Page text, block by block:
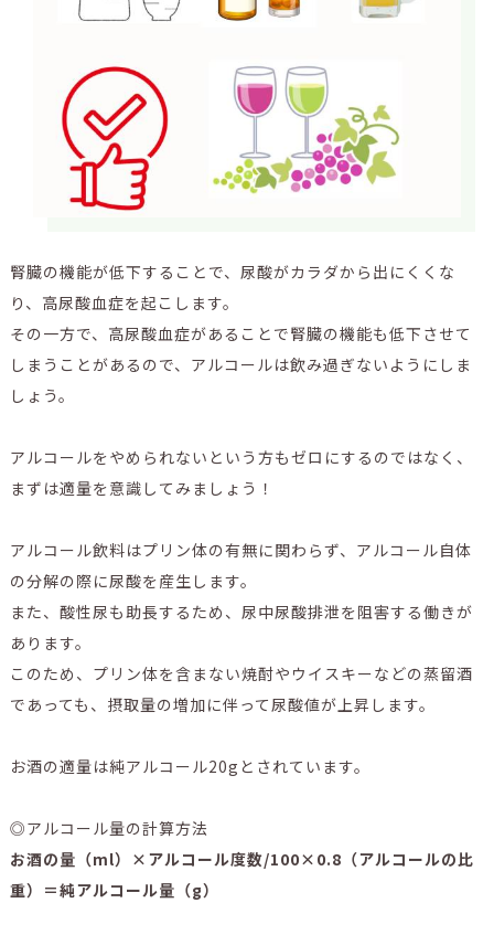
腎臓の機能が低下することで、尿酸がカラダから出にくくな
り、高尿酸血症を起こします。
その一方で、高尿酸血症があることで腎臓の機能も低下させて
しまうことがあるので、アルコールは飲み過ぎないようにしま
しょう。
アルコールをやめられないという方もゼロにするのではなく、
まずは適量を意識してみましょう！
アルコール飲料はプリン体の有無に関わらず、アルコール自体
の分解の際に尿酸を産生します。
また、酸性尿も助長するため、尿中尿酸排泄を阻害する働きが
あります。
このため、プリン体を含まない焼酎やウイスキーなどの蒸留酒
であっても、摂取量の増加に伴って尿酸値が上昇します。
お酒の適量は純アルコール20gとされています。
◎アルコール量の計算方法
お酒の量（ml）×アルコール度数/100×0.8（アルコールの比
重）＝純アルコール量（g）